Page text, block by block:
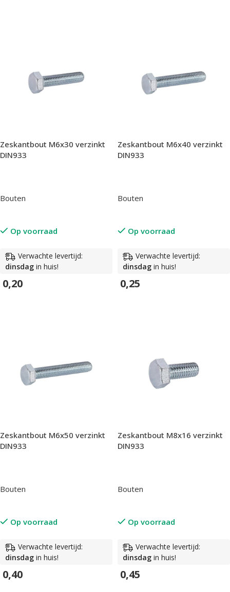
Zeskantbout M6x30 verzinkt
DIN933
Bouten
Op voorraad
Verwachte levertijd:
dinsdag in huis!
0,20
Zeskantbout M6x40 verzinkt
DIN933
Bouten
Op voorraad
Verwachte levertijd:
dinsdag in huis!
0,25
Zeskantbout M6x50 verzinkt
DIN933
Bouten
Op voorraad
Verwachte levertijd:
dinsdag in huis!
0,40
Zeskantbout M8x16 verzinkt
DIN933
Bouten
Op voorraad
Verwachte levertijd:
dinsdag in huis!
0,45